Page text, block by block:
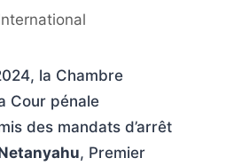
la Chambre
Cour pénale
des mandats d’arrêt
, Premier